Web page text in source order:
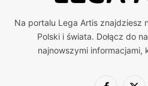
Na portalu Lega Artis znajdziesz
Polski i świata. Dołącz do
najnowszymi informacjami,